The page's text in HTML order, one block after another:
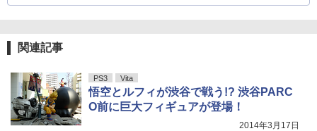
関連記事
PS3 Vita
悟空とルフィが渋谷で戦う!? 渋谷PARC
O前に巨大フィギュアが登場！
2014年3月17日